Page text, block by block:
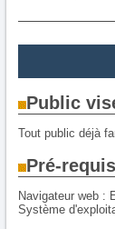
Public
Tout public déjà
Pré-requis
Navigateur web :
Système